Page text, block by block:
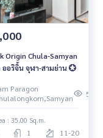
Origin Chula-Samyan
ออริจิ้น จุฬา-สามย่าน 💮
Paragon
59
: 35.00 Sq.m.
1 11-20